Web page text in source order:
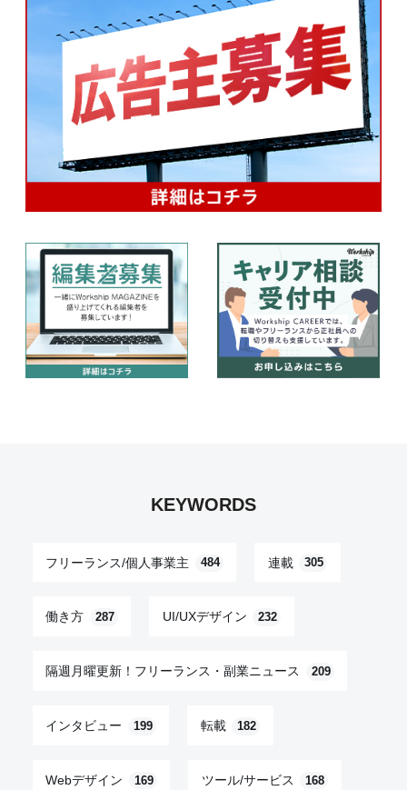
KEYWORDS
フリーランス/個人事業主 484 連載 305
働き方 287 UI/UXデザイン 232
隔週月曜更新！フリーランス・副業ニュース 209
インタビュー 199 転載 182
Webデザイン 169 ツール/サービス 168